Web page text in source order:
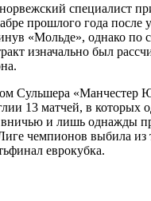
специалист
прошлого года после
«Мольде», однако по
изначально был
Сульшера «Манчестер
13 матчей, в которых
вничью и лишь однажды
чемпионов выбила
еврокубка.